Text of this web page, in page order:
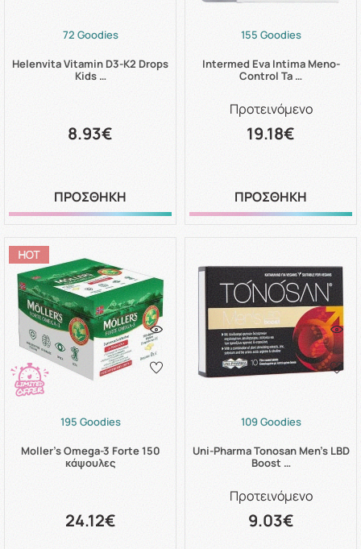
72 Goodies
Helenvita Vitamin D3-K2 Drops
Kids …
8.93€
ΠΡΟΣΘΗΚΗ
155 Goodies
Intermed Eva Intima Meno-
Control Ta …
Προτεινόμενο
19.18€
ΠΡΟΣΘΗΚΗ
195 Goodies
Moller's Omega-3 Forte 150
κάψουλες
24.12€
109 Goodies
Uni-Pharma Tonosan Men's LBD
Boost …
Προτεινόμενο
9.03€